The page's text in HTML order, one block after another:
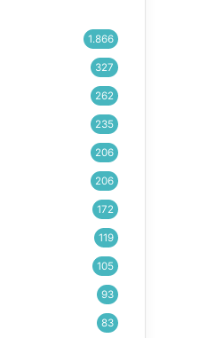
1.866
327
262
235
206
206
172
119
105
93
83